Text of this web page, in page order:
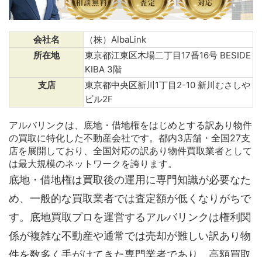
会社名
（株）AlbaLink
所在地
東京都江東区木場二丁目17番16号 BESIDE
KIBA 3階
支店
東京都中央区新川1丁目2-10 新川むさしや
ビル2F
アルバリンクは、底地・借地権をはじめとする訳あり物件
の買取に特化した不動産会社です。都内3店舗・全国27支
店を展開しており、全国対応の訳あり物件買取業者として
は最大規模のネットワークを誇ります。
底地・借地権は買取後の運用に専門知識が必要なた
め、一般的な買取業者では査定額が低くなりがちで
す。底地買取プロを運営するアルバリンクは権利関
係が複雑な不動産や通常では売却が難しい訳あり物
件を数多く手がけてきた専門業者であり、高額買取